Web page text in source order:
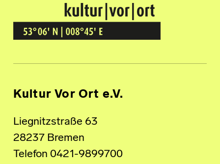
Kultur Vor Ort
BREMEN GRÖPELINGEN
Kultur Vor Ort e.V.
Liegnitzstraße 63
28237 Bremen
Telefon 0421-9899700